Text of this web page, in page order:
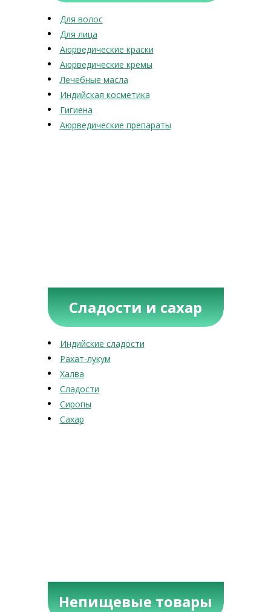
Для волос
Для лица
Аюрведические краски
Аюрведические кремы
Лечебные масла
Индийская косметика
Гигиена
Аюрведические препараты
Сладости и сахар
Индийские сладости
Рахат-лукум
Халва
Сладости
Сиропы
Сахар
Непищевые товары